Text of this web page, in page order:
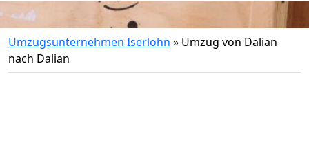
Umzugsunternehmen Iserlohn » Umzug von Dalian
nach Dalian